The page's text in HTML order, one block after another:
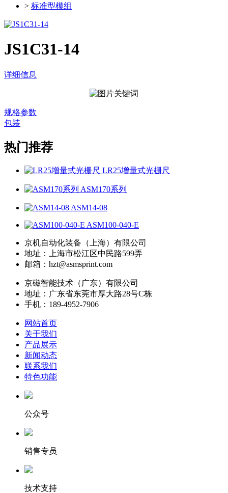
> 标准型模组
JS1C31-14
详细信息
规格参数
包装
热门推荐
LR25增量式光栅尺
ASM170系列
ASM14-08
ASM100-040-E
京机自动化装备（上海）有限公司
地址：上海市松江区中民路599弄
邮箱：hzt@asmsprint.com
京磁智能技术（广东）有限公司
地址：广东省东莞市厚大路28号C栋
手机：189-4952-7906
网站首页
关于我们
产品展示
新闻动态
联系我们
特色功能
公众号
销售专员
技术支持